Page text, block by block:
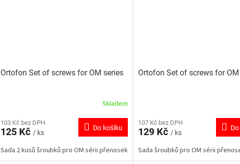
Ortofon Set of screws for OM series
Skladem
103 Kč bez DPH
125 Kč / ks
Do košíku
Sada 2 kusů šroubků pro OM sérii přenosek
Ortofon Set of screws for OM
107 Kč bez DPH
129 Kč / ks
Sada šroubků pro OM sérii